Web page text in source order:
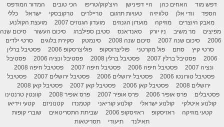
דפש מוד
האחים כהן היי דפינישן היצ'קוק/טריפו הכי טובים
המדור המודפס
הספד
וודי אלן טלוויזיה טעויות תרגום טריילרים טרקובסקי ישראל
כללי
מאבק היוצרים
מוזיקה מועדון הגנוזים מועדון הגנוזים 2007
מועצת הקולנוע
מפיצים
מר משיב ניו יורק סאנדאנס סטיבן ספילברג סיכום העשור
סיכום שנה
2006
סיכום שנה 2007 סיכום שנה 2008 סינמטק סקירת בלוגים
סרטי ילדים
סרטי קיץ
סתם פול מקרטני פוליצרוסקופ פוליצרסקופ 2006
פסטיבל ברלין
2006
פסטיבל ברלין 2007 פסטיבל ברלין 2008 פסטיבל ונציה 2006
פסטיבל
ונציה 2007
פסטיבל חיפה 2006 פסטיבל חיפה 2007
פסטיבל חיפה 2008
פסטיבל טורונטו 2006
פסטיבל ירושלים 2006 פסטיבל ירושלים 2007
פסטיבל
ירושלים 2008
פסטיבל קאן 2006 פסטיבל קאן 2007
פסטיבל קאן 2008
פסטיבלים
פרס אופיר 2006 פרס אופיר 2007 פרס אופיר 2008
קוונטין טרנטינו
קולנוע איטלקי
קולנוע ישראלי קולנוע קוריאני קטמנדו קטנוניזם
קטעי וידיאו
קטעי מוזיקה
ראזיסקופ ראזיסקופ 2006 שביתת התסריטאים
שוברי קופות
תאילנד
תיעודי תסריטאות